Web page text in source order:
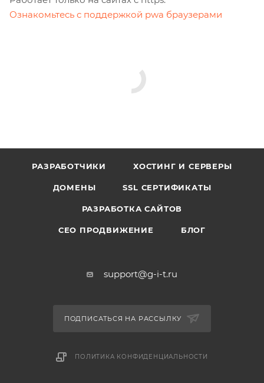
Ознакомьтесь с поддержкой pwa браузерами
РАЗРАБОТЧИКИ ХОСТИНГ И СЕРВЕРЫ
ДОМЕНЫ SSL СЕРТИФИКАТЫ
РАЗРАБОТКА САЙТОВ
СЕО ПРОДВИЖЕНИЕ БЛОГ
support@g-i-t.ru
ПОДПИСАТЬСЯ НА РАССЫЛКУ
ПОЛИТИКА КОНФИДЕНЦИАЛЬНОСТИ